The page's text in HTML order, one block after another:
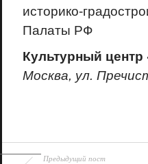
историко-
Палаты РФ
Культурный
Москва, ул.
Предыдущий пост